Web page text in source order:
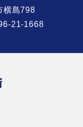
横島798
21-1668